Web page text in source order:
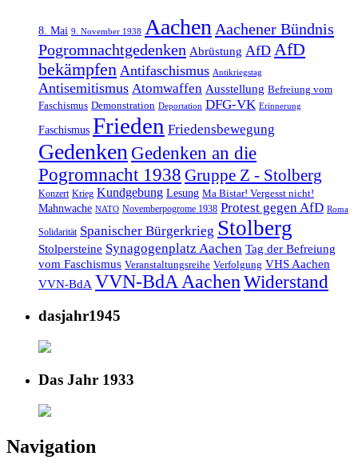
8. Mai 9. November 1938 Aachen Aachener Bündnis
Pogromnachtgedenken Abrüstung AfD AfD
bekämpfen Antifaschismus Antikriegstag
Antisemitismus Atomwaffen Ausstellung Befreiung vom
Faschismus Demonstration Deportation DFG-VK Erinnerung
Faschismus Frieden Friedensbewegung
Gedenken Gedenken an die
Pogromnacht 1938 Gruppe Z - Stolberg
Konzert Krieg Kundgebung Lesung Ma Bistar! Vergesst nicht!
Mahnwache NATO Novemberpogrome 1938 Protest gegen AfD Roma
Solidarität Spanischer Bürgerkrieg Stolberg
Stolpersteine Synagogenplatz Aachen Tag der Befreiung
vom Faschismus Veranstaltungsreihe Verfolgung VHS Aachen
VVN-BdA VVN-BdA AachenWiderstand
dasjahr1945
Das Jahr 1933
Navigation